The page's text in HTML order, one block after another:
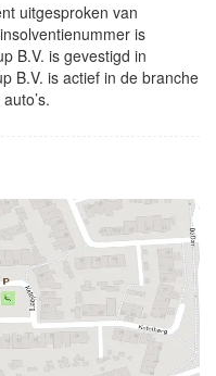
uitgesproken van
is
B.V. is gevestigd in
B.V. is actief in de branche